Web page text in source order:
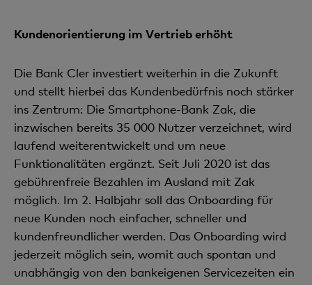
Kundenorientierung im Vertrieb erhöht
Die Bank Cler investiert weiterhin in die Zukunft
und stellt hierbei das Kundenbedürfnis noch stärker
ins Zentrum: Die Smartphone-Bank Zak, die
inzwischen bereits 35 000 Nutzer verzeichnet, wird
laufend weiterentwickelt und um neue
Funktionalitäten ergänzt. Seit Juli 2020 ist das
gebührenfreie Bezahlen im Ausland mit Zak
möglich. Im 2. Halbjahr soll das Onboarding für
neue Kunden noch einfacher, schneller und
kundenfreundlicher werden. Das Onboarding wird
jederzeit möglich sein, womit auch spontan und
unabhängig von den bankeigenen Servicezeiten ein